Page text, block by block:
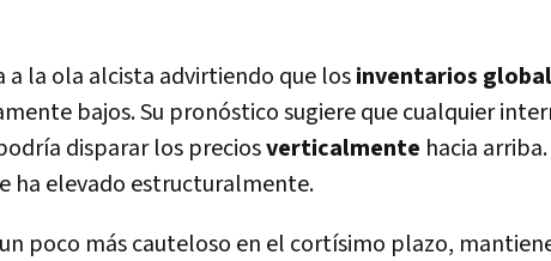
a la ola alcista advirtiendo que losinventarios
bajos. Su pronóstico sugiere que cualquier
disparar los preciosverticalmente hacia
ha elevado estructuralmente.
poco más cauteloso en el cortísimo plazo,